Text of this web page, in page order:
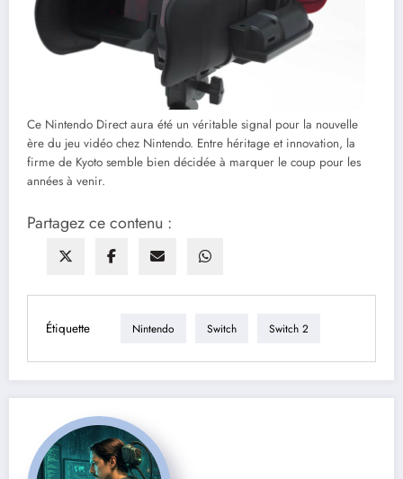
Ce Nintendo Direct aura été un véritable signal pour la nouvelle
ère du jeu vidéo chez Nintendo. Entre héritage et innovation, la
firme de Kyoto semble bien décidée à marquer le coup pour les
années à venir.
Partagez ce contenu :
Étiquette Nintendo Switch Switch 2